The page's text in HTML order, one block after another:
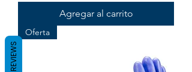
Agregar al carrito
Oferta
REVIEWS